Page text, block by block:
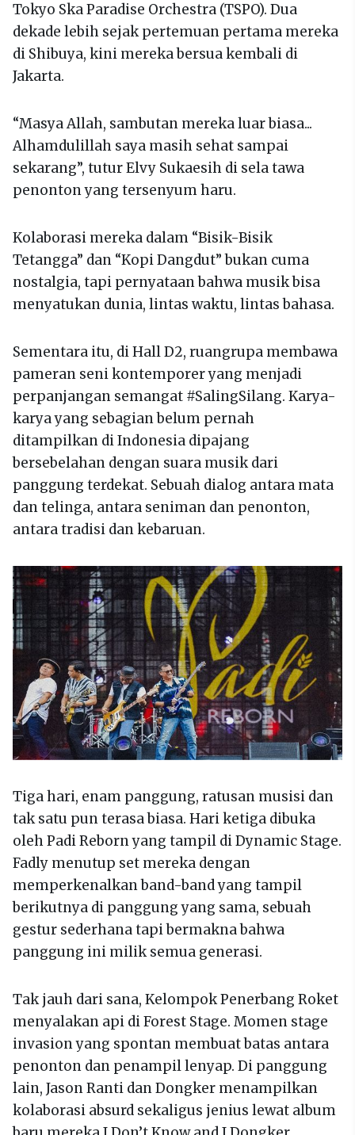
Tokyo Ska Paradise Orchestra (TSPO). Dua
dekade lebih sejak pertemuan pertama mereka
di Shibuya, kini mereka bersua kembali di
Jakarta.
“Masya Allah, sambutan mereka luar biasa...
Alhamdulillah saya masih sehat sampai
sekarang”, tutur Elvy Sukaesih di sela tawa
penonton yang tersenyum haru.
Kolaborasi mereka dalam “Bisik-Bisik
Tetangga” dan “Kopi Dangdut” bukan cuma
nostalgia, tapi pernyataan bahwa musik bisa
menyatukan dunia, lintas waktu, lintas bahasa.
Sementara itu, di Hall D2, ruangrupa membawa
pameran seni kontemporer yang menjadi
perpanjangan semangat #SalingSilang. Karya-
karya yang sebagian belum pernah
ditampilkan di Indonesia dipajang
bersebelahan dengan suara musik dari
panggung terdekat. Sebuah dialog antara mata
dan telinga, antara seniman dan penonton,
antara tradisi dan kebaruan.
Tiga hari, enam panggung, ratusan musisi dan
tak satu pun terasa biasa. Hari ketiga dibuka
oleh Padi Reborn yang tampil di Dynamic Stage.
Fadly menutup set mereka dengan
memperkenalkan band-band yang tampil
berikutnya di panggung yang sama, sebuah
gestur sederhana tapi bermakna bahwa
panggung ini milik semua generasi.
Tak jauh dari sana, Kelompok Penerbang Roket
menyalakan api di Forest Stage. Momen stage
invasion yang spontan membuat batas antara
penonton dan penampil lenyap. Di panggung
lain, Jason Ranti dan Dongker menampilkan
kolaborasi absurd sekaligus jenius lewat album